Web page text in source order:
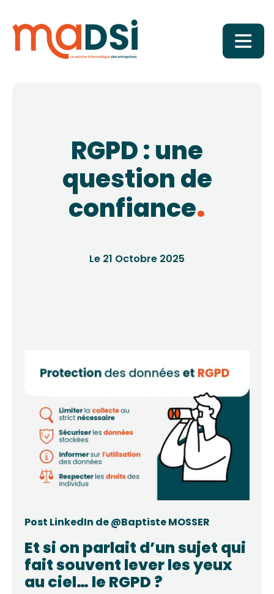
RGPD : une
question de
confiance
Le 21 Octobre 2025
Post LinkedIn de @Baptiste MOSSER
Et si on parlait d’un sujet qui
fait souvent lever les yeux
au ciel… le RGPD ?